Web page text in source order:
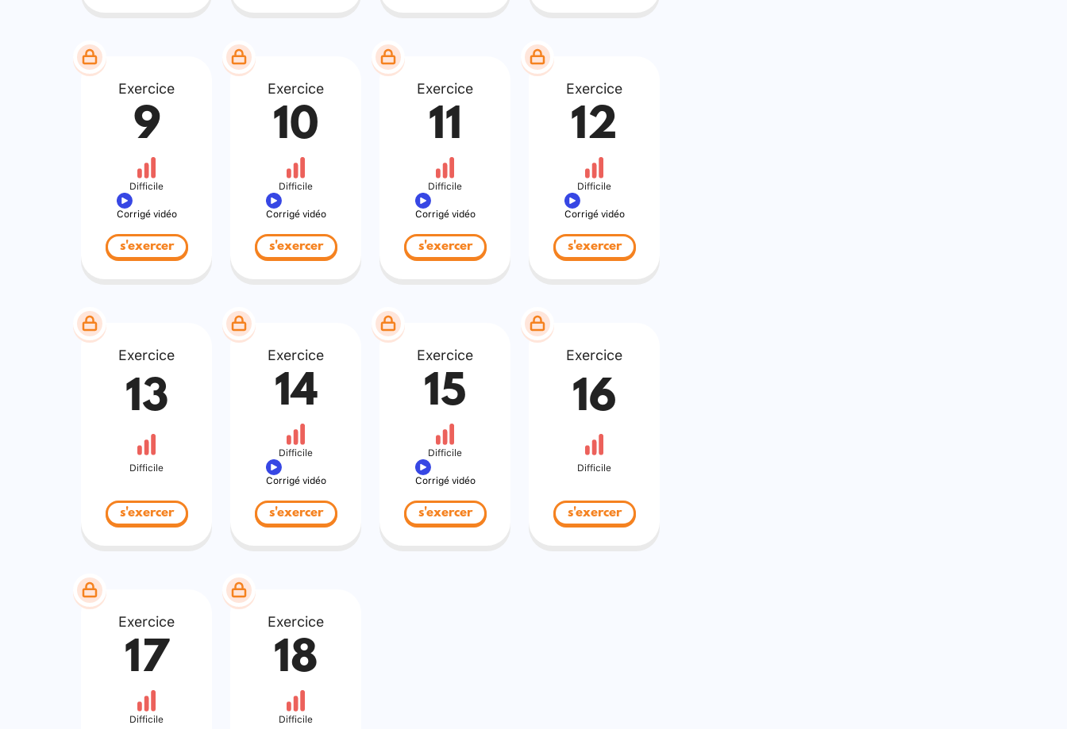
Exercice
9
Difficile
Corrigé vidéo
s'exercer
Exercice
10
Difficile
Corrigé vidéo
s'exercer
Exercice
11
Difficile
Corrigé vidéo
s'exercer
Exercice
12
Difficile
Corrigé vidéo
s'exercer
Exercice
13
Difficile
s'exercer
Exercice
14
Difficile
Corrigé vidéo
s'exercer
Exercice
15
Difficile
Corrigé vidéo
s'exercer
Exercice
16
Difficile
s'exercer
Exercice
17
Difficile
Exercice
18
Difficile